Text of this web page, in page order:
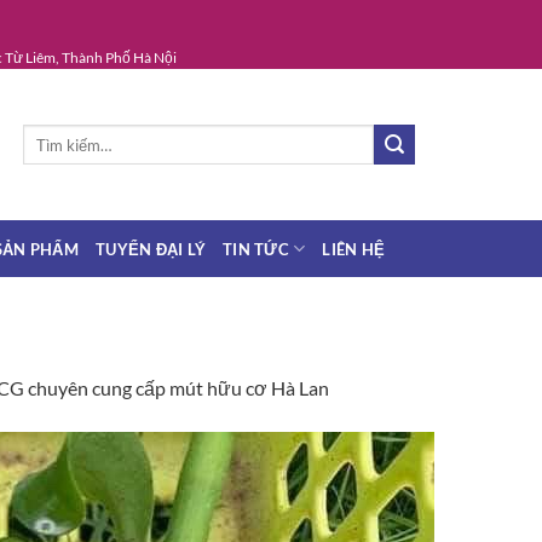
Liêm, Thành Phố Hà Nội
PHẨM TUYỂN ĐẠI LÝ TIN TỨC LIÊN HỆ
chuyên cung cấp mút hữu cơ Hà Lan